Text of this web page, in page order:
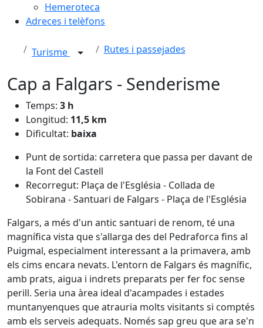
Hemeroteca
Adreces i telèfons
Turisme Rutes i passejades
Cap a Falgars - Senderisme
Temps: 3 h
Longitud: 11,5 km
Dificultat: baixa
Punt de sortida: carretera que passa per davant de
la Font del Castell
Recorregut: Plaça de l'Església - Collada de
Sobirana - Santuari de Falgars - Plaça de l'Església
Falgars, a més d'un antic santuari de renom, té una
magnífica vista que s'allarga des del Pedraforca fins al
Puigmal, especialment interessant a la primavera, amb
els cims encara nevats. L'entorn de Falgars és magnífic,
amb prats, aigua i indrets preparats per fer foc sense
perill. Seria una àrea ideal d'acampades i estades
muntanyenques que atrauria molts visitants si comptés
amb els serveis adequats. Només sap greu que ara se'n